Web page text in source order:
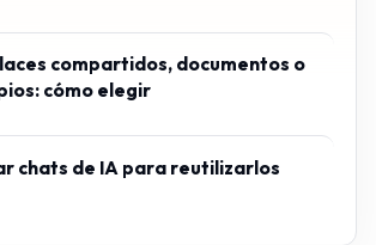
compartidos, documentos o
cómo elegir
chats de IA para reutilizarlos